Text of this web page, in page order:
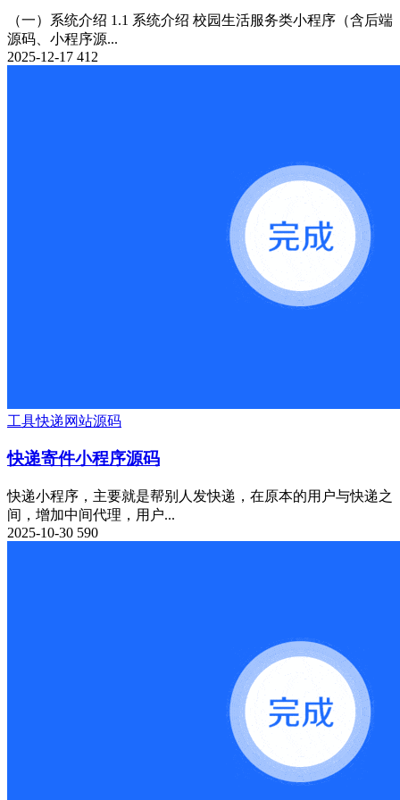
（一）系统介绍 1.1 系统介绍 校园生活服务类小程序（含后端
源码、小程序源...
2025-12-17 412
工具快递网站源码
快递寄件小程序源码
快递小程序，主要就是帮别人发快递，在原本的用户与快递之
间，增加中间代理，用户...
2025-10-30 590